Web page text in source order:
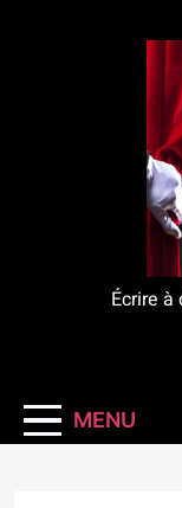
Écrire
MENU